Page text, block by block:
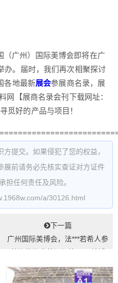
（广州）国际美博会即将在广
办。届时，我们再次相聚探讨
各地最新展会参展商名录，展
网【展商名录会刊下载网址：
觅好的产品与项目！
提交。如果侵犯了您的权益，
展前请务必先核实查证对方证件
担任何责任及风险。
a/30126.html
下一篇
广州国际美博会，法***若希人参
会...